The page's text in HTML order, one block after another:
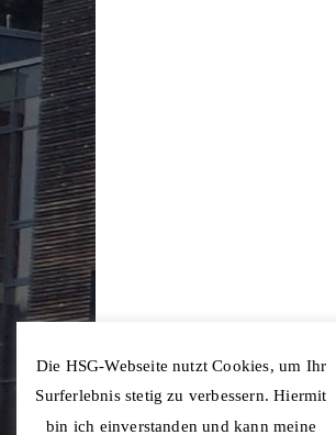
Die HSG-Webseite nutzt Cookies, um Ihr
Surferlebnis stetig zu verbessern. Hiermit
bin ich einverstanden und kann meine